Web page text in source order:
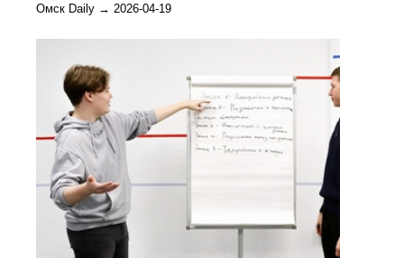
Омск Daily → 2026-04-19